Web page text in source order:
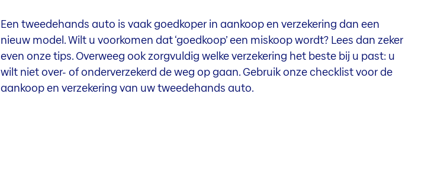
Een tweedehands auto is vaak goedkoper in aankoop en verzekering dan een
nieuw model. Wilt u voorkomen dat ‘goedkoop’ een miskoop wordt? Lees dan zeker
even onze tips. Overweeg ook zorgvuldig welke verzekering het beste bij u past: u
wilt niet over- of onderverzekerd de weg op gaan. Gebruik onze checklist voor de
aankoop en verzekering van uw tweedehands auto.